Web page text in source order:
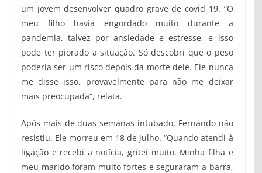
um jovem desenvolver quadro grave de covid 19. “O
meu filho havia engordado muito durante a
pandemia, talvez por ansiedade e estresse, e isso
pode ter piorado a situação. Só descobri que o peso
poderia ser um risco depois da morte dele. Ele nunca
me disse isso, provavelmente para não me deixar
mais preocupada”, relata.
Após mais de duas semanas intubado, Fernando não
resistiu. Ele morreu em 18 de julho. “Quando atendi à
ligação e recebi a notícia, gritei muito. Minha filha e
meu marido foram muito fortes e seguraram a barra,